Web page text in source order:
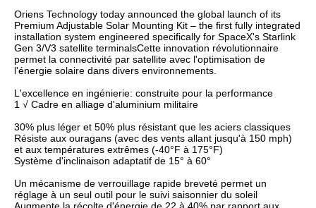
Oriens Technology today announced the global launch of its
Premium Adjustable Solar Mounting Kit – the first fully integrated
installation system engineered specifically for SpaceX's Starlink
Gen 3/V3 satellite terminalsCette innovation révolutionnaire
permet la connectivité par satellite avec l'optimisation de
l'énergie solaire dans divers environnements.
L'excellence en ingénierie: construite pour la performance
1️ √ Cadre en alliage d'aluminium militaire
30% plus léger et 50% plus résistant que les aciers classiques
Résiste aux ouragans (avec des vents allant jusqu'à 150 mph)
et aux températures extrêmes (-40°F à 175°F)
Système d'inclinaison adaptatif de 15° à 60°
Un mécanisme de verrouillage rapide breveté permet un
réglage à un seul outil pour le suivi saisonnier du soleil